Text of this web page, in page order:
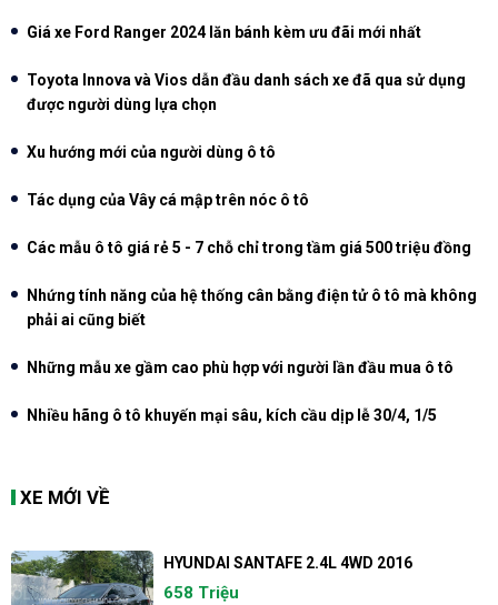
Giá xe Ford Ranger 2024 lăn bánh kèm ưu đãi mới nhất
Toyota Innova và Vios dẫn đầu danh sách xe đã qua sử dụng
được người dùng lựa chọn
Xu hướng mới của người dùng ô tô
Tác dụng của Vây cá mập trên nóc ô tô
Các mẫu ô tô giá rẻ 5 - 7 chỗ chỉ trong tầm giá 500 triệu đồng
Nhứng tính năng của hệ thống cân bằng điện tử ô tô mà không
phải ai cũng biết
Những mẫu xe gầm cao phù hợp với người lần đầu mua ô tô
Nhiều hãng ô tô khuyến mại sâu, kích cầu dịp lễ 30/4, 1/5
XE MỚI VỀ
HYUNDAI SANTAFE 2.4L 4WD 2016
658 Triệu